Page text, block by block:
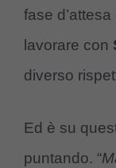
fase
lavorare con
diverso
Ed è su
puntando. “